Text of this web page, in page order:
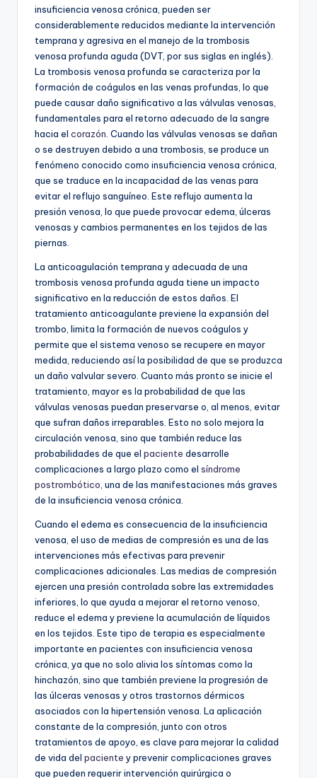
insuficiencia venosa crónica, pueden ser
considerablemente reducidos mediante la intervención
temprana y agresiva en el manejo de la trombosis
venosa profunda aguda (DVT, por sus siglas en inglés).
La trombosis venosa profunda se caracteriza por la
formación de coágulos en las venas profundas, lo que
puede causar daño significativo a las válvulas venosas,
fundamentales para el retorno adecuado de la sangre
hacia el corazón . Cuando las válvulas venosas se dañan
o se destruyen debido a una trombosis, se produce un
fenómeno conocido como insuficiencia venosa crónica,
que se traduce en la incapacidad de las venas para
evitar el reflujo sanguíneo. Este reflujo aumenta la
presión venosa, lo que puede provocar edema, úlceras
venosas y cambios permanentes en los tejidos de las
piernas.
La anticoagulación temprana y adecuada de una
trombosis venosa profunda aguda tiene un impacto
significativo en la reducción de estos daños. El
tratamiento anticoagulante previene la expansión del
trombo, limita la formación de nuevos coágulos y
permite que el sistema venoso se recupere en mayor
medida, reduciendo así la posibilidad de que se produzca
un daño valvular severo. Cuanto más pronto se inicie el
tratamiento, mayor es la probabilidad de que las
válvulas venosas puedan preservarse o, al menos, evitar
que sufran daños irreparables. Esto no solo mejora la
circulación venosa, sino que también reduce las
probabilidades de que el paciente desarrolle
complicaciones a largo plazo como el síndrome
postrombótico , una de las manifestaciones más graves
de la insuficiencia venosa crónica.
Cuando el edema es consecuencia de la insuficiencia
venosa, el uso de medias de compresión es una de las
intervenciones más efectivas para prevenir
complicaciones adicionales. Las medias de compresión
ejercen una presión controlada sobre las extremidades
inferiores, lo que ayuda a mejorar el retorno venoso,
reduce el edema y previene la acumulación de líquidos
en los tejidos. Este tipo de terapia es especialmente
importante en pacientes con insuficiencia venosa
crónica, ya que no solo alivia los síntomas como la
hinchazón, sino que también previene la progresión de
las úlceras venosas y otros trastornos dérmicos
asociados con la hipertensión venosa. La aplicación
constante de la compresión, junto con otros
tratamientos de apoyo, es clave para mejorar la calidad
de vida del paciente y prevenir complicaciones graves
que pueden requerir intervención quirúrgica o